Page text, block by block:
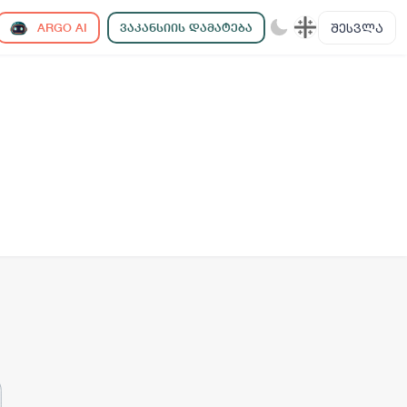
ARGO AI ᲕᲐᲙᲐᲜᲡᲘᲘᲡ ᲓᲐᲛᲐᲢᲔᲑᲐ ᲨᲔᲡᲕᲚᲐ